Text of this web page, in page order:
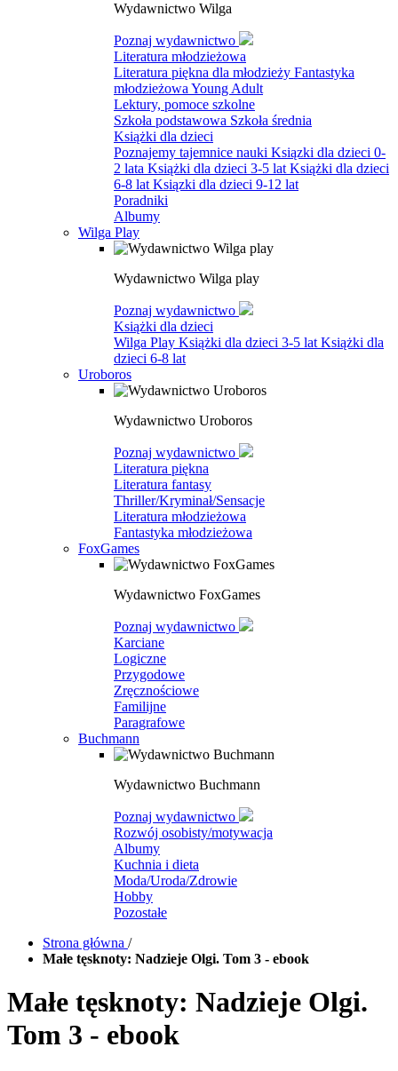
Wydawnictwo Wilga
Poznaj wydawnictwo
Literatura młodzieżowa
Literatura piękna dla młodzieży Fantastyka
młodzieżowa Young Adult
Lektury, pomoce szkolne
Szkoła podstawowa Szkoła średnia
Książki dla dzieci
Poznajemy tajemnice nauki Ksiązki dla dzieci 0-
2 lata Książki dla dzieci 3-5 lat Książki dla dzieci
6-8 lat Ksiązki dla dzieci 9-12 lat
Poradniki
Albumy
Wilga Play
Wydawnictwo Wilga play
Poznaj wydawnictwo
Książki dla dzieci
Wilga Play Książki dla dzieci 3-5 lat Książki dla
dzieci 6-8 lat
Uroboros
Wydawnictwo Uroboros
Poznaj wydawnictwo
Literatura piękna
Literatura fantasy
Thriller/Kryminał/Sensacje
Literatura młodzieżowa
Fantastyka młodzieżowa
FoxGames
Wydawnictwo FoxGames
Poznaj wydawnictwo
Karciane
Logiczne
Przygodowe
Zręcznościowe
Familijne
Paragrafowe
Buchmann
Wydawnictwo Buchmann
Poznaj wydawnictwo
Rozwój osobisty/motywacja
Albumy
Kuchnia i dieta
Moda/Uroda/Zdrowie
Hobby
Pozostałe
Strona główna /
Małe tęsknoty: Nadzieje Olgi. Tom 3 - ebook
Małe tęsknoty: Nadzieje Olgi.
Tom 3 - ebook